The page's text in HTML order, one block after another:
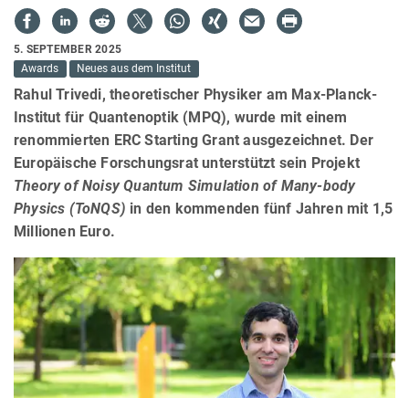
5. SEPTEMBER 2025
Awards
Neues aus dem Institut
Rahul Trivedi, theoretischer Physiker am Max-Planck-
Institut für Quantenoptik (MPQ), wurde mit einem
renommierten ERC Starting Grant ausgezeichnet. Der
Europäische Forschungsrat unterstützt sein Projekt
Theory of Noisy Quantum Simulation of Many-body
Physics (ToNQS) in den kommenden fünf Jahren mit 1,5
Millionen Euro.